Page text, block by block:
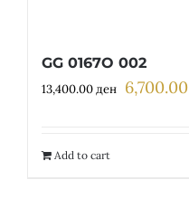
GG 0167O 002
13,400.00ден Original
6,700.00
Add to cart